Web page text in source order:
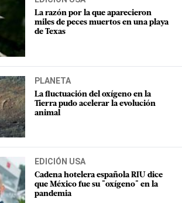
La razón por la que aparecieron
miles de peces muertos en una playa
de Texas
PLANETA
La fluctuación del oxígeno en la
Tierra pudo acelerar la evolución
animal
EDICIÓN USA
Cadena hotelera española RIU dice
que México fue su "oxígeno" en la
pandemia